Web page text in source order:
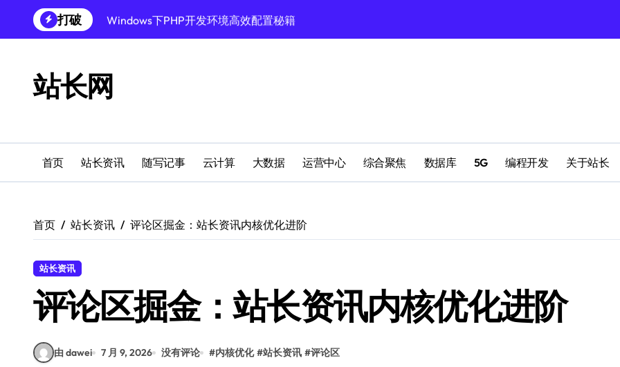
到
打破
Windows下PHP开发环境高效配置秘籍
Windows多媒体开发环境搭建与运行库管理
外闻洞察促融合，科技赋能站长运营
机器学习赋能站长：技术跨界新视界
机器学习驱动站长跨界融合新生态
创业者必学：Windows运行库高效搭建指南
站长网
首页 站长资讯 随写记事 云计算 大数据 运营中心 综合聚焦 数据库 5G 编程开发 关于站长
首页 站长资讯 评论区掘金：站长资讯内核优化进阶
站长资讯
评论区掘金：站长资讯内核优化进阶
由 dawei 7 月 9, 2026 没有评论 #内核优化 #站长资讯 #评论区